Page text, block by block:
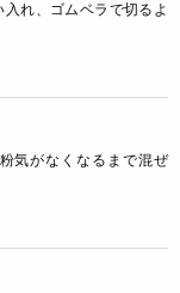
れ、ゴムベラで切るよ
気がなくなるまで混ぜ